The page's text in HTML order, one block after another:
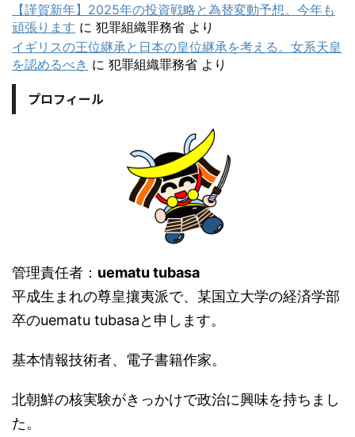
【謹賀新年】2025年の投資戦略と為替変動予想。今年も
頑張ります に 犯罪組織罪務省 より
イギリスの王位継承と日本の皇位継承を考える。女系天皇
を認めるべき に 犯罪組織罪務省 より
プロフィール
管理責任者： uematu tubasa
平成生まれの尊皇攘夷派で、某国立大学の経済学部
卒のuematu tubasaと申します。
基本情報技術者、電子書籍作家。
北朝鮮の核実験がきっかけで政治に興味を持ちまし
た。